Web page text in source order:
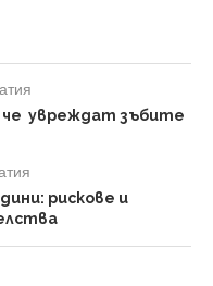
че увреждат зъбите
рискове и